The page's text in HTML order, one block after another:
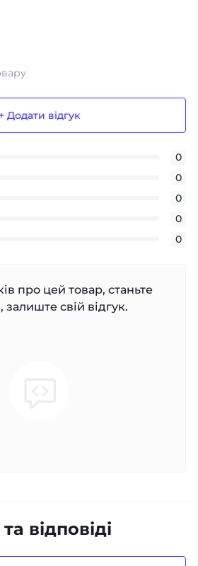
+ Додати відгук
0
0
0
0
0
про цей товар, станьте
свій відгук.
відповіді